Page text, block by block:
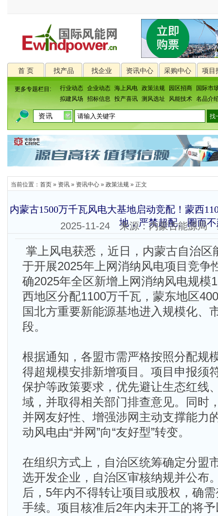
首 页 找产品 找企业 资讯中心 采购中心 项目
更多专题栏目: 行业动态 企业动态 海上风电 政策法规 园区招商
国际市
拟建风场
招标信息 投产喜讯 测风选址 风能技术 名品介
当前位置： 首页 » 资讯 » 资讯中心 » 政策法规 » 正文
内蒙古1500万千瓦风电大基地启动竞配！蒙西
地，严禁超配、圈而
2025-11-24 来源：内蒙古能源局
掌上风电获悉，近日，内蒙古自治区
于开展2025年上网消纳风电项目竞争
确2025年全区新增上网消纳风电规模
西地区分配1100万千瓦，蒙东地区
国北方重要新能源基地进入规模化、
段。
根据通知，各盟市需严格按照分配规
得超规模安排新增项目。项目申报须
保护等政策要求，优先避让生态红线
域，并取得相关部门排查意见。同时
并网友好性、增强涉网主动支撑能力
动风电由“并网”向“友好型”转变。
在组织方式上，自治区统筹确定分盟
选开发企业，自治区审核纳规并公布
后，5年内不得转让项目或股权，确
手续。项目核准后2年内未开工的将